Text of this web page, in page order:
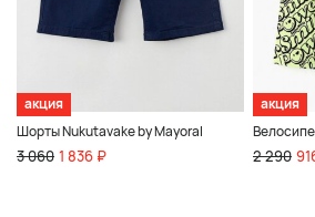
акция
Шорты Nukutavake by Mayoral
3 060 1 836 ₽
акция
2 290